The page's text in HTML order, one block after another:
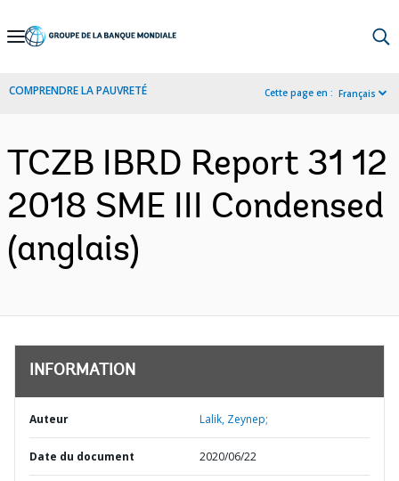
Skip
Navigation
COMPRENDRE LA PAUVRETÉ Cette page en : Français
TCZB IBRD Report 31 12
2018 SME III Condensed
(anglais)
INFORMATION
Auteur Lalik, Zeynep;
Date du document 2020/06/22